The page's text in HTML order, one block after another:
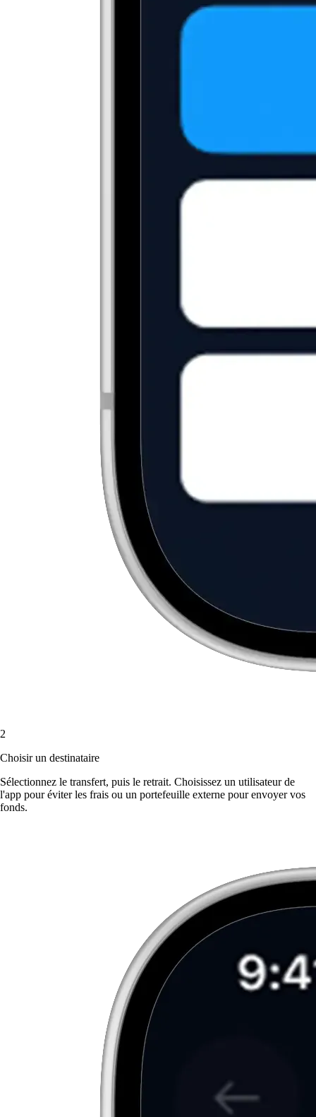
2
Choisir un destinataire
Sélectionnez le transfert, puis le retrait. Choisissez un utilisateur de
l'app pour éviter les frais ou un portefeuille externe pour envoyer vos
fonds.